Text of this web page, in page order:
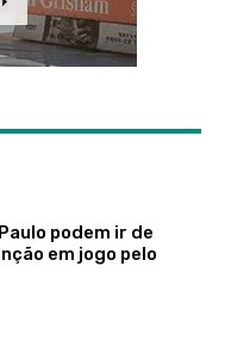
podem ir de
em jogo pelo